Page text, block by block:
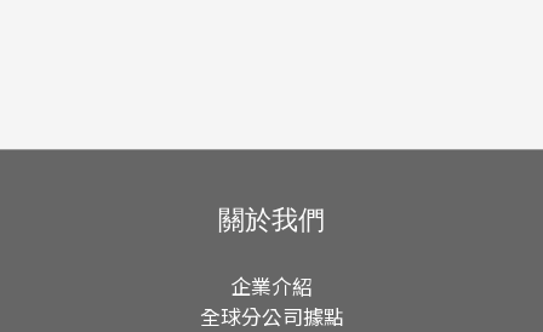
關於我們
企業介紹
全球分公司據點